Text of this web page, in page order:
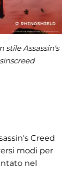
stile Assassin's
Creed
modi per
nel